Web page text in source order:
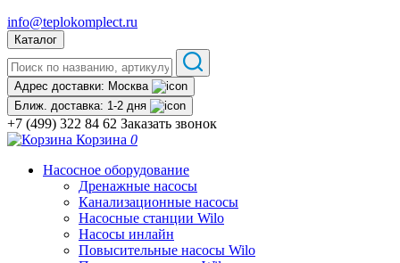
info@teplokomplect.ru
Каталог
Адрес доставки: Москва
Ближ. доставка: 1-2 дня
+7 (499) 322 84 62 Заказать звонок
Корзина 0
Насосное оборудование
Дренажные насосы
Канализационные насосы
Насосные станции Wilo
Насосы инлайн
Повысительные насосы Wilo